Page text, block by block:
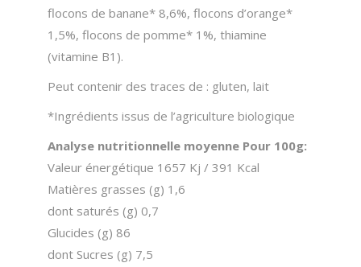
flocons de banane* 8,6%, flocons d’orange*
1,5%, flocons de pomme* 1%, thiamine
(vitamine B1).
Peut contenir des traces de : gluten, lait
*Ingrédients issus de l’agriculture biologique
Analyse nutritionnelle moyenne Pour 100g:
Valeur énergétique 1657 Kj / 391 Kcal
Matières grasses (g) 1,6
dont saturés (g) 0,7
Glucides (g) 86
dont Sucres (g) 7,5